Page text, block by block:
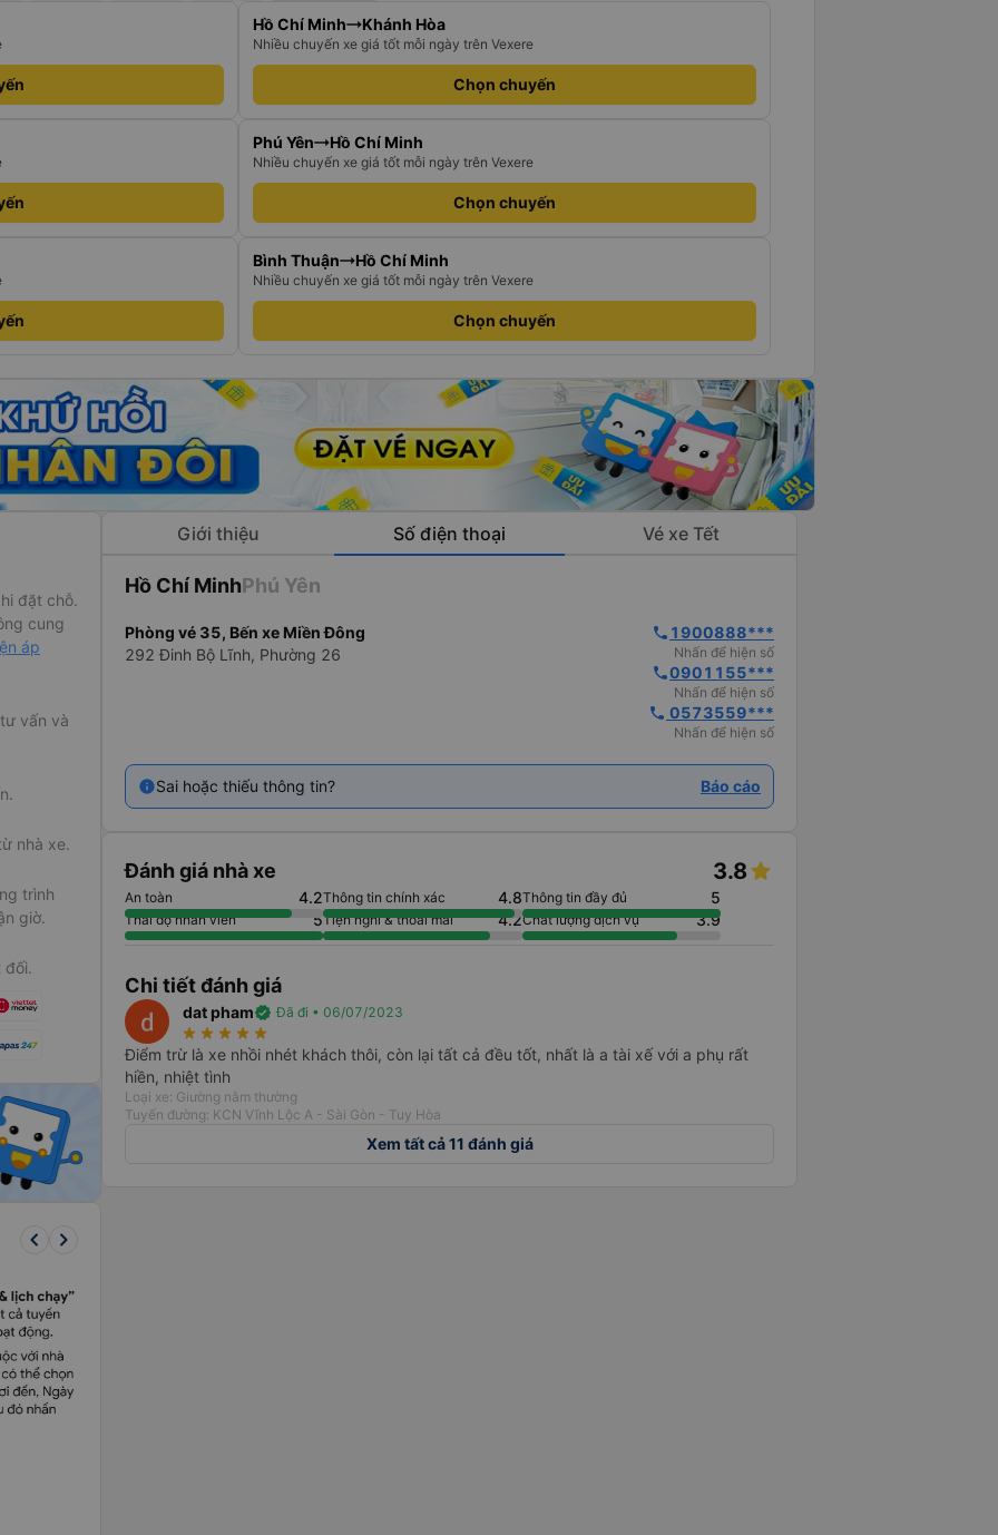
Hồ Chí Minh Khánh Hòa
Nhiều chuyến xe giá tốt mỗi ngày trên Vexere
Chọn chuyến
Phú Yên Hồ Chí Minh
Nhiều chuyến xe giá tốt mỗi ngày trên Vexere
Chọn chuyến
Bình Thuận Hồ Chí Minh
Nhiều chuyến xe giá tốt mỗi ngày trên Vexere
Chọn chuyến
đặt chỗ.
cung
áp
vấn và
nhà xe.
trình
giờ.
đối.
keyboard_arrow_left keyboard_arrow_right
Giới thiệu Số điện thoại Vé xe Tết
được lòng
Yên.
để khẳng
thoại,
phòng tại
nhưng có
xe đi
Hồ Chí MinhPhú Yên
Phòng vé 35, Bến xe Miền Đông
292 Đinh Bộ Lĩnh, Phường 26
phone 1900888***
Nhấn để hiện số
phone0901155***
Nhấn để hiện số
phone 0573559***
Nhấn để hiện số
Sai hoặc thiếu thông tin? Báo cáo
Đánh giá nhà xe 3.8
An toàn 4.2Thông tin chính xác 4.8Thông tin đầy đủ 5
Thái độ nhân viên 5Tiện nghi & thoải mái 4.2Chất lượng dịch vụ 3.9
Chi tiết đánh giá
dat phamverified Đã đi • 06/07/2023
star_rate star_rate star_rate star_rate star_rate
Điểm trừ là xe nhồi nhét khách thôi, còn lại tất cả đều tốt, nhất là a tài xế với a phụ rất
hiền, nhiệt tình
Loại xe: Giường nằm thường
Tuyến đường: KCN Vĩnh Lộc A - Sài Gòn - Tuy Hòa
Xem tất cả 11 đánh giá